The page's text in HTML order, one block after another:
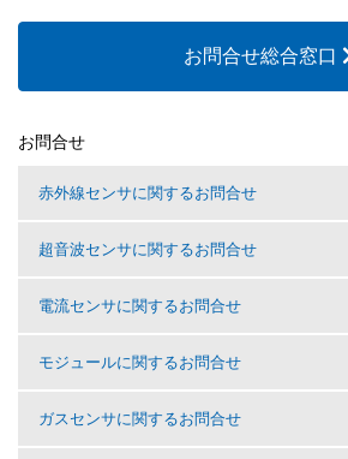
お問合せ総合窓口
お問合せ
赤外線センサに関するお問合せ
超音波センサに関するお問合せ
電流センサに関するお問合せ
モジュールに関するお問合せ
ガスセンサに関するお問合せ